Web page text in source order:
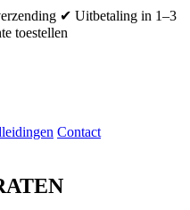
✔ Uitbetaling in 1–3
toestellen
Contact